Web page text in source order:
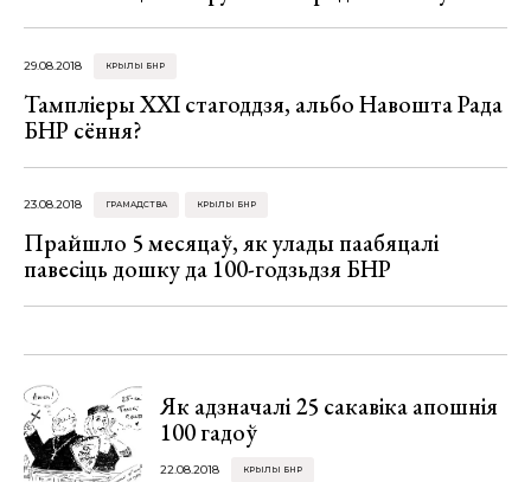
29.08.2018 КРЫЛЫ БНР
Тампліеры ХХІ стагоддзя, альбо Навошта Рада
БНР сёння?
23.08.2018 ГРАМАДСТВА КРЫЛЫ БНР
Прайшло 5 месяцаў, як улады паабяцалі
павесіць дошку да 100-годзьдзя БНР
Як адзначалі 25 сакавіка апошнія
100 гадоў
22.08.2018 КРЫЛЫ БНР